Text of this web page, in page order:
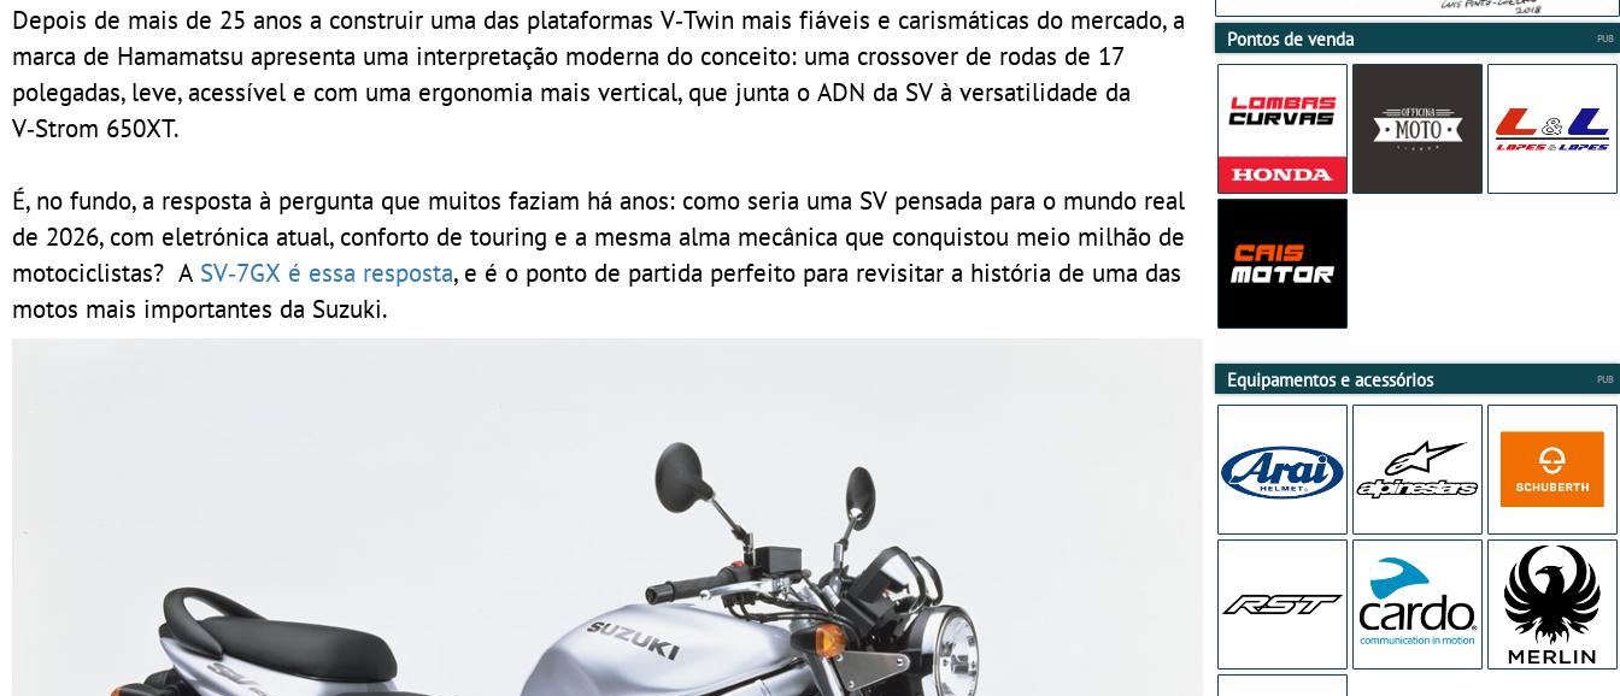
Depois de mais de 25 anos a construir uma das plataformas V‑Twin mais fiáveis e carismáticas do mercado, a
marca de Hamamatsu apresenta uma interpretação moderna do conceito: uma crossover de rodas de 17
polegadas, leve, acessível e com uma ergonomia mais vertical, que junta o ADN da SV à versatilidade da
V‑Strom 650XT.
É, no fundo, a resposta à pergunta que muitos faziam há anos: como seria uma SV pensada para o mundo real
de 2026, com eletrónica atual, conforto de touring e a mesma alma mecânica que conquistou meio milhão de
motociclistas? A SV‑7GX é essa resposta, e é o ponto de partida perfeito para revisitar a história de uma das
motos mais importantes da Suzuki.
Pontos de venda
Equipamentos e acessórios